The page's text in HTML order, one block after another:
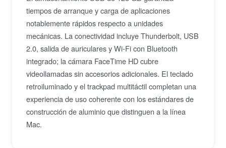
tiempos de arranque y carga de aplicaciones
notablemente rápidos respecto a unidades
mecánicas. La conectividad incluye Thunderbolt, USB
2.0, salida de auriculares y Wi-Fi con Bluetooth
integrado; la cámara FaceTime HD cubre
videollamadas sin accesorios adicionales. El teclado
retroiluminado y el trackpad multitáctil completan una
experiencia de uso coherente con los estándares de
construcción de aluminio que distinguen a la línea
Mac.